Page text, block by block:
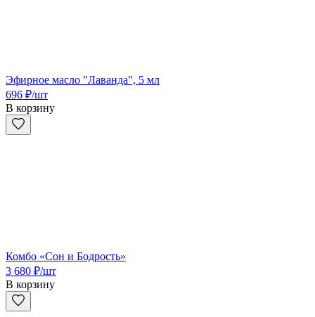
Эфирное масло "Лаванда", 5 мл
696 ₽/шт
В корзину
Комбо «Сон и Бодрость»
3 680 ₽/шт
В корзину